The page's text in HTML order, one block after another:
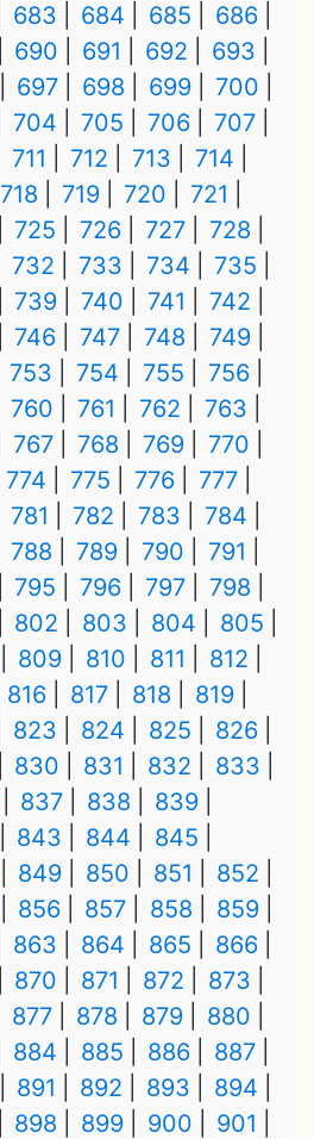
683 684 685
686
690 691 692
693
697 698 699
700
704 705 706
707
711 712 713
714
718 719 720
721
725 726 727
728
732 733 734
735
739 740 741
742
746 747 748
749
753 754 755
756
760 761 762
763
767 768 769
770
774 775 776
777
781 782 783
784
788 789 790
791
795 796 797
798
802 803 804
805
809 810 811
812
816 817 818
819
823 824 825
826
830 831 832
833
837 838
839
843 844
845
849 850 851
852
856 857 858
859
863 864 865
866
870 871 872
873
877 878 879
880
884 885 886
887
891 892 893
894
898 899 900
901